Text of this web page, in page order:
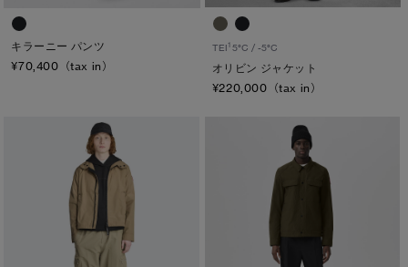
キラーニー パンツ
¥70,400（tax in）
TEI15°C / -5°C
オリビン ジャケット
¥220,000（tax in）